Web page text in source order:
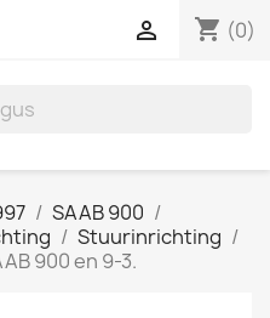
shopping_cart (0)

SAAB 900
Stuurinrichting
900 en 9-3.